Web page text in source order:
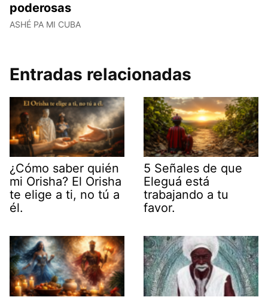
poderosas
ASHÉ PA MI CUBA
Entradas relacionadas
¿Cómo saber quién
mi Orisha? El Orisha
te elige a ti, no tú a
él.
5 Señales de que
Eleguá está
trabajando a tu
favor.